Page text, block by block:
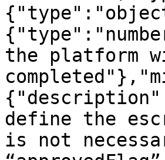
the platform
define the
is not